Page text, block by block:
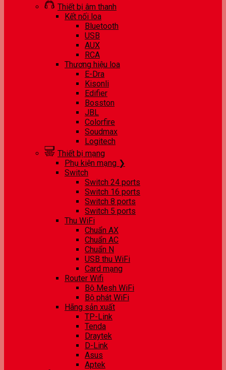
Thiết bị âm thanh
Kết nối loa
Bluetooth
USB
AUX
RCA
Thương hiệu loa
E-Dra
Kisonli
Edifier
Bosston
JBL
Colorfire
Soudmax
Logitech
Thiết bị mạng
Phụ kiện mạng ❯
Switch
Switch 24 ports
Switch 16 ports
Switch 8 ports
Switch 5 ports
Thu WiFi
Chuẩn AX
Chuẩn AC
Chuẩn N
USB thu WiFi
Card mạng
Router Wifi
Bộ Mesh WiFi
Bộ phát WiFi
Hãng sản xuất
TP-Link
Tenda
Draytek
D-Link
Asus
Aptek